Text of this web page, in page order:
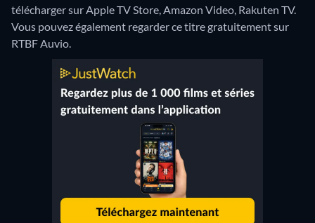
télécharger sur Apple TV Store, Amazon Video, Rakuten TV.
Vous pouvez également regarder ce titre gratuitement sur
RTBF Auvio.